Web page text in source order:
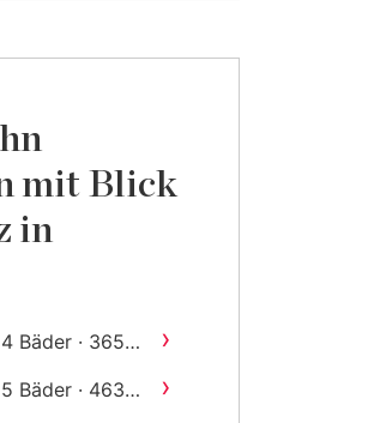
mit Blick
in
Bäder · 365
›
Bäder · 463
›